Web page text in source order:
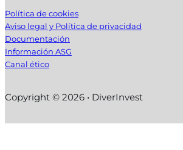
Política de cookies
Aviso legal y Política de privacidad
Documentación
Información ASG
Canal ético
Copyright © 2026 • DiverInvest